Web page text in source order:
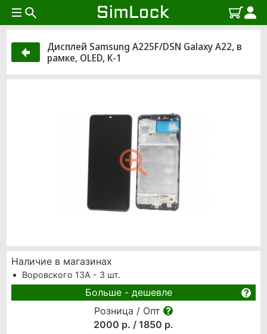
Дисплей Samsung A225F/DSN Galaxy A22, в
рамке, OLED, К-1
Наличие в магазинах
Воровского 13А - 3 шт.
Больше - дешевле
Розница / Опт
2000 р. / 1850 р.